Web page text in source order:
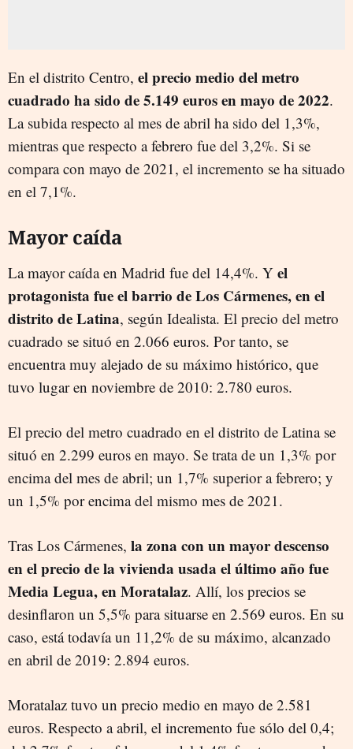
En el distrito Centro, el precio medio del metro
cuadrado ha sido de 5.149 euros en mayo de 2022.
La subida respecto al mes de abril ha sido del 1,3%,
mientras que respecto a febrero fue del 3,2%. Si se
compara con mayo de 2021, el incremento se ha situado
en el 7,1%.
Mayor caída
La mayor caída en Madrid fue del 14,4%. Y el
protagonista fue el barrio de Los Cármenes, en el
distrito de Latina, según Idealista. El precio del metro
cuadrado se situó en 2.066 euros. Por tanto, se
encuentra muy alejado de su máximo histórico, que
tuvo lugar en noviembre de 2010: 2.780 euros.
El precio del metro cuadrado en el distrito de Latina se
situó en 2.299 euros en mayo. Se trata de un 1,3% por
encima del mes de abril; un 1,7% superior a febrero; y
un 1,5% por encima del mismo mes de 2021.
Tras Los Cármenes, la zona con un mayor descenso
en el precio de la vivienda usada el último año fue
Media Legua, en Moratalaz. Allí, los precios se
desinflaron un 5,5% para situarse en 2.569 euros. En su
caso, está todavía un 11,2% de su máximo, alcanzado
en abril de 2019: 2.894 euros.
Moratalaz tuvo un precio medio en mayo de 2.581
euros. Respecto a abril, el incremento fue sólo del 0,4;